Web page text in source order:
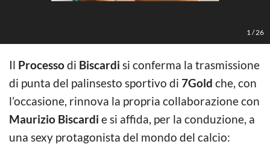
1 /26
Il Processodi Biscardi si conferma la trasmissione
di punta del palinsesto sportivo di 7Gold che, con
l’occasione, rinnova la propria collaborazione con
Maurizio Biscardi e si affida, per la conduzione, a
una sexy protagonista del mondo del calcio: